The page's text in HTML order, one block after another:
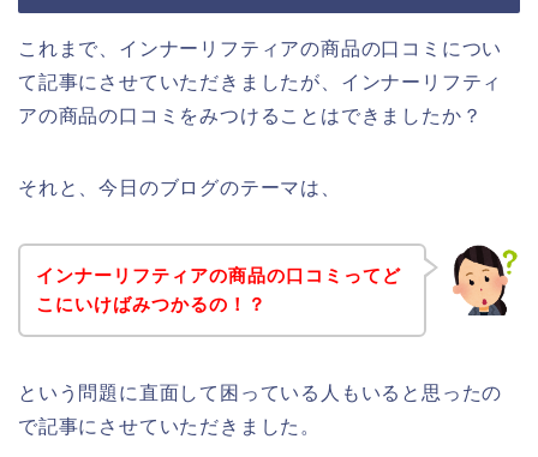
これまで、インナーリフティアの商品の口コミについ
て記事にさせていただきましたが、インナーリフティ
アの商品の口コミをみつけることはできましたか？
それと、今日のブログのテーマは、
インナーリフティアの商品の口コミってど
こにいけばみつかるの！？
という問題に直面して困っている人もいると思ったの
で記事にさせていただきました。